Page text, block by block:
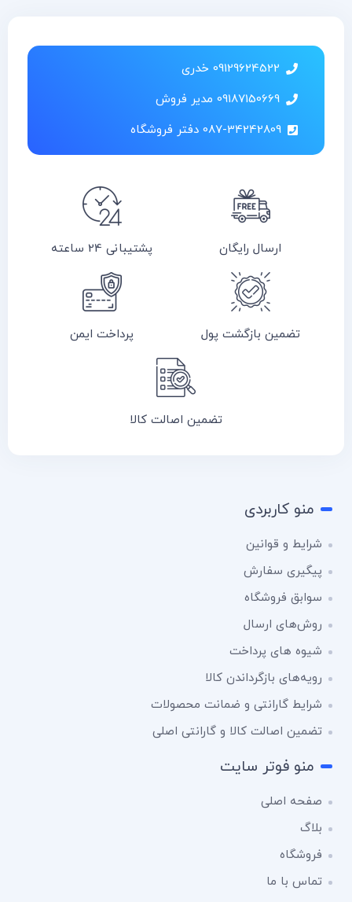
09129624522 خدری
09187150669 مدیر فروش
087-34242809 دفتر فروشگاه
ارسال رایگان پشتیبانی 24 ساعته
تضمین بازگشت پول پرداخت ایمن
تضمین اصالت کالا
منو کاربردی
شرایط و قوانین
پیگیری سفارش
سوابق فروشگاه
روش‌های ارسال
شیوه های پرداخت
رویه‌های بازگرداندن کالا
شرایط گارانتی و ضمانت محصولات
تضمین اصالت کالا و گارانتی اصلی
منو فوتر سایت
صفحه اصلی
بلاگ
فروشگاه
تماس با ما